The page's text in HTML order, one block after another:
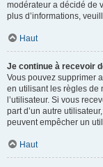
modérateur a décidé de
plus d’informations,
Haut
Je continue à recevoir
Vous pouvez supprimer
en utilisant les règles de
l’utilisateur. Si vous
part d’un autre
peuvent empêcher un
Haut